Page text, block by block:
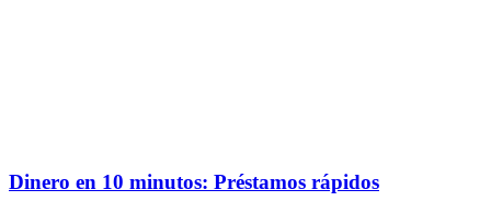
Dinero en 10 minutos: Préstamos rápidos